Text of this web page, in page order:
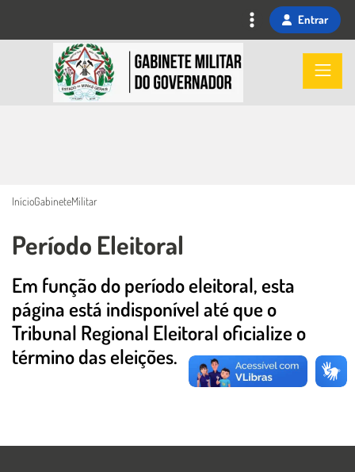
Entrar
Imagem
InícioGabineteMilitar
Período Eleitoral
Conteúdo Principal
Em função do período eleitoral, esta
página está indisponível até que o
Tribunal Regional Eleitoral oficialize o
término das eleições.